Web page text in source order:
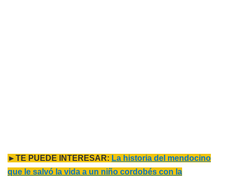
►TE PUEDE INTERESAR: La historia del mendocino
que le salvó la vida a un niño cordobés con la